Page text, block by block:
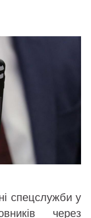
спецслужби у
через